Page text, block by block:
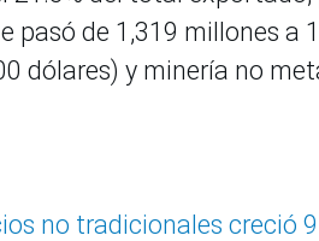
pasó de 1,319 millones a
dólares) y minería no
no tradicionales creció